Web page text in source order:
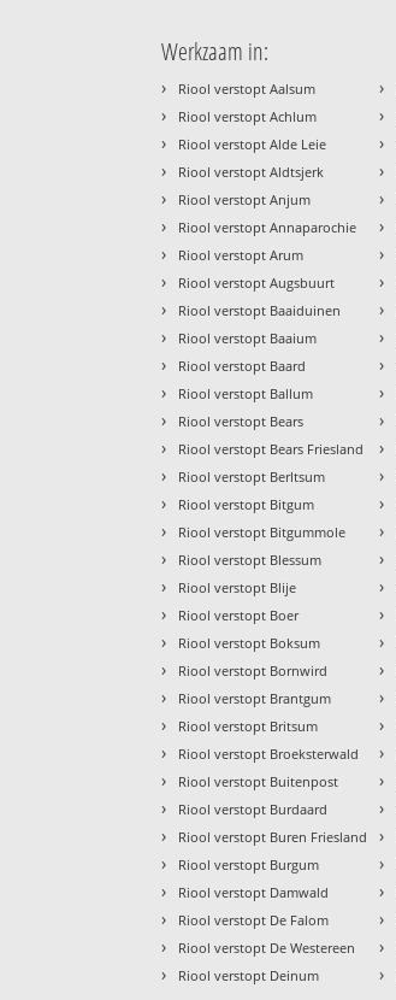
Werkzaam in:
› Riool verstopt Aalsum
› Riool verstopt Achlum
› Riool verstopt Alde Leie
› Riool verstopt Aldtsjerk
› Riool verstopt Anjum
› Riool verstopt Annaparochie
› Riool verstopt Arum
› Riool verstopt Augsbuurt
› Riool verstopt Baaiduinen
› Riool verstopt Baaium
› Riool verstopt Baard
› Riool verstopt Ballum
› Riool verstopt Bears
› Riool verstopt Bears Friesland
› Riool verstopt Berltsum
› Riool verstopt Bitgum
› Riool verstopt Bitgummole
› Riool verstopt Blessum
› Riool verstopt Blije
› Riool verstopt Boer
› Riool verstopt Boksum
› Riool verstopt Bornwird
› Riool verstopt Brantgum
› Riool verstopt Britsum
› Riool verstopt Broeksterwald
› Riool verstopt Buitenpost
› Riool verstopt Burdaard
› Riool verstopt Buren Friesland
› Riool verstopt Burgum
› Riool verstopt Damwald
› Riool verstopt De Falom
› Riool verstopt De Westereen
› Riool verstopt Deinum
›
›
›
›
›
›
›
›
›
›
›
›
›
›
›
›
›
›
›
›
›
›
›
›
›
›
›
›
›
›
›
›
›